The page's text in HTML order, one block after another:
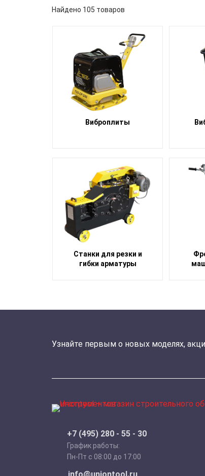
Найдено 105 товаров
Виброплиты
Станки для резки и
гибки арматуры
Узнайте первым о новых моделях,
+7 (495) 280 - 55 - 30
График работы:
Пн-Пт с 08:00 до 17:00